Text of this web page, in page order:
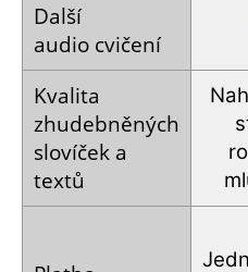
Další
audio cvičení
Kvalita
zhudebněných
slovíček a
textů